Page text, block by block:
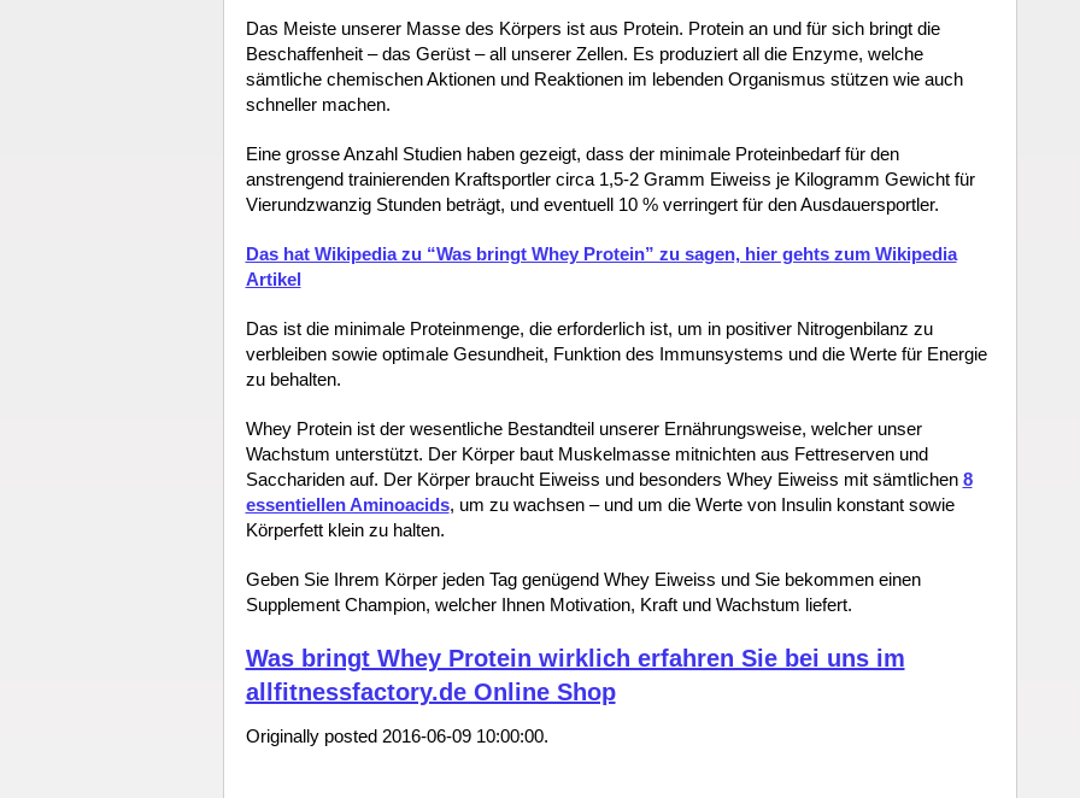
Das Meiste unserer Masse des Körpers ist aus Protein. Protein an und für sich bringt die
Beschaffenheit – das Gerüst – all unserer Zellen. Es produziert all die Enzyme, welche
sämtliche chemischen Aktionen und Reaktionen im lebenden Organismus stützen wie auch
schneller machen.
Eine grosse Anzahl Studien haben gezeigt, dass der minimale Proteinbedarf für den
anstrengend trainierenden Kraftsportler circa 1,5-2 Gramm Eiweiss je Kilogramm Gewicht für
Vierundzwanzig Stunden beträgt, und eventuell 10 % verringert für den Ausdauersportler.
Das hat Wikipedia zu “Was bringt Whey Protein” zu sagen, hier gehts zum Wikipedia
Artikel
Das ist die minimale Proteinmenge, die erforderlich ist, um in positiver Nitrogenbilanz zu
verbleiben sowie optimale Gesundheit, Funktion des Immunsystems und die Werte für Energie
zu behalten.
Whey Protein ist der wesentliche Bestandteil unserer Ernährungsweise, welcher unser
Wachstum unterstützt. Der Körper baut Muskelmasse mitnichten aus Fettreserven und
Sacchariden auf. Der Körper braucht Eiweiss und besonders Whey Eiweiss mit sämtlichen 8
essentiellen Aminoacids, um zu wachsen – und um die Werte von Insulin konstant sowie
Körperfett klein zu halten.
Geben Sie Ihrem Körper jeden Tag genügend Whey Eiweiss und Sie bekommen einen
Supplement Champion, welcher Ihnen Motivation, Kraft und Wachstum liefert.
Was bringt Whey Protein wirklich erfahren Sie bei uns im
allfitnessfactory.de Online Shop
Originally posted 2016-06-09 10:00:00.